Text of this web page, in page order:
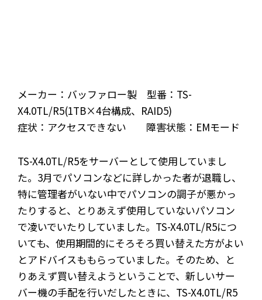
メーカー：バッファロー製 型番：TS-
X4.0TL/R5(1TB×4台構成、RAID5)
症状：アクセスできない 障害状態：EMモード
TS-X4.0TL/R5をサーバーとして使用していまし
た。3月でパソコンなどに詳しかった者が退職し、
特に管理者がいない中でパソコンの調子が悪かっ
たりすると、とりあえず使用していないパソコン
で凌いでいたりしていました。TS-X4.0TL/R5につ
いても、使用期間的にそろそろ買い替えた方がよい
とアドバイスももらっていました。そのため、と
りあえず買い替えようということで、新しいサー
バー機の手配を行いだしたときに、TS-X4.0TL/R5